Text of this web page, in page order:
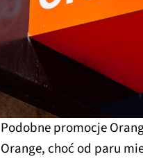
Podobne promocje
Orange, choć od paru